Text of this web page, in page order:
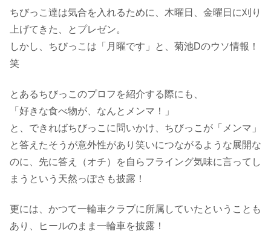
ちびっこ達は気合を入れるために、木曜日、金曜日に刈り
上げてきた、とプレゼン。
しかし、ちびっこは「月曜です」と、菊池Dのウソ情報！
笑
とあるちびっこのプロフを紹介する際にも、
「好きな食べ物が、なんとメンマ！」
と、できればちびっこに問いかけ、ちびっこが「メンマ」
と答えたそうが意外性があり笑いにつながるような展開な
のに、先に答え（オチ）を自らフライング気味に言ってし
まうという天然っぽさも披露！
更には、かつて一輪車クラブに所属していたということも
あり、ヒールのまま一輪車を披露！